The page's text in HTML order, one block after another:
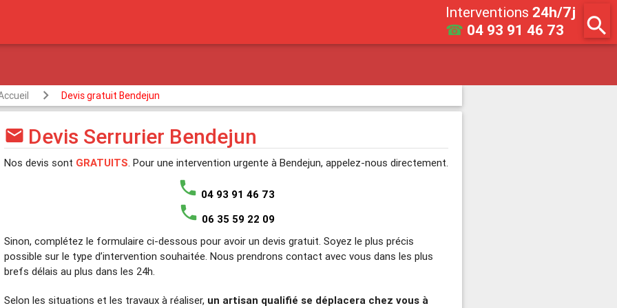
Interventions 24h/7j
☎ 04 93 91 46 73 search
Devis gratuit Bendejun
mail Devis Serrurier Bendejun
Nos devis sont GRATUITS . Pour une intervention urgente à Bendejun, appelez-nous directement.
phone 04 93 91 46 73
phone 06 35 59 22 09
Sinon, complétez le formulaire ci-dessous pour avoir un devis gratuit. Soyez le plus précis
possible sur le type d’intervention souhaitée. Nous prendrons contact avec vous dans les plus
brefs délais au plus dans les 24h.
Selon les situations et les travaux à réaliser, un artisan qualifié se déplacera chez vous à